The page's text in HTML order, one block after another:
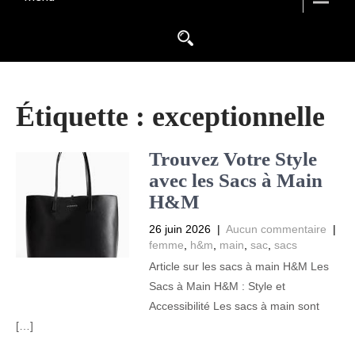
Étiquette : exceptionnelle
Trouvez Votre Style
avec les Sacs à Main
H&M
26 juin 2026 | Aucun commentaire
|
femme
h&m main sac, sacs
Article sur les sacs à main H&M Les
Sacs à Main H&M : Style et
Accessibilité Les sacs à main sont
[…]